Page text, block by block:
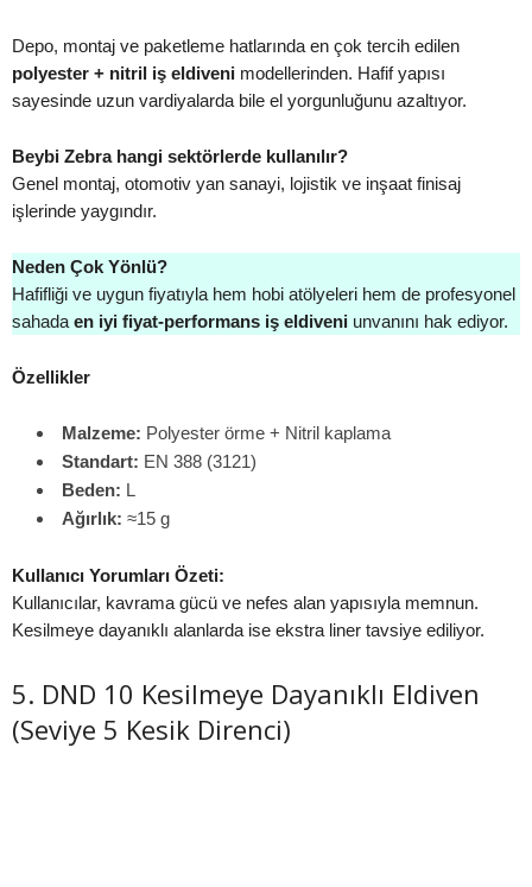
Depo, montaj ve paketleme hatlarında en çok tercih edilen
polyester + nitril iş eldiveni modellerinden. Hafif yapısı
sayesinde uzun vardiyalarda bile el yorgunluğunu azaltıyor.
Beybi Zebra hangi sektörlerde kullanılır?
Genel montaj, otomotiv yan sanayi, lojistik ve inşaat finisaj
işlerinde yaygındır.
Neden Çok Yönlü?
Hafifliği ve uygun fiyatıyla hem hobi atölyeleri hem de profesyonel
sahada en iyi fiyat-performans iş eldiveni unvanını hak ediyor.
Özellikler
Malzeme: Polyester örme + Nitril kaplama
Standart: EN 388 (3121)
Beden: L
Ağırlık: ≈15 g
Kullanıcı Yorumları Özeti:
Kullanıcılar, kavrama gücü ve nefes alan yapısıyla memnun.
Kesilmeye dayanıklı alanlarda ise ekstra liner tavsiye ediliyor.
5. DND 10 Kesilmeye Dayanıklı Eldiven
(Seviye 5 Kesik Direnci)